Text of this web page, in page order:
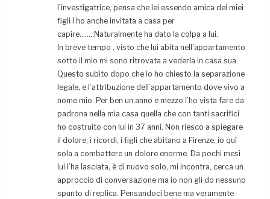
l’investigatrice, pensa che lei essendo amica dei miei
figli l’ho anche invitata a casa per
capire……..Naturalmente ha dato la colpa a lui.
In breve tempo , visto che lui abita nell’appartamento
sotto il mio mi sono ritrovata a vederla in casa sua.
Questo subito dopo che io ho chiesto la separazione
legale, e l’attribuzione dell’appartamento dove vivo a
nome mio. Per ben un anno e mezzo l’ho vista fare da
padrona nella mia casa quella che con tanti sacrifici
ho costruito con lui in 37 anni. Non riesco a spiegare
il dolore, i ricordi, i figli che abitano a Firenze, io quì
sola a combattere un dolore enorme. Da pochi mesi
lui l’ha lasciata, è di nuovo solo, mi incontra, cerca un
approccio di conversazione ma io non gli do nessuno
spunto di replica. Pensandoci bene ma veramente